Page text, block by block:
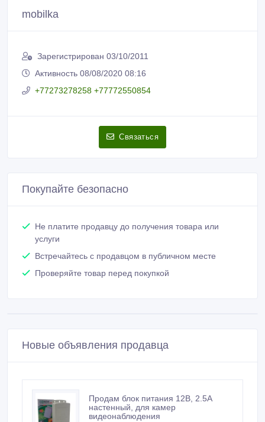
mobilka
Зарегистрирован 03/10/2011
Активность 08/08/2020 08:16
+77273278258 +77772550854
Связаться
Покупайте безопасно
Не платите продавцу до получения товара или
услуги
Встречайтесь с продавцом в публичном месте
Проверяйте товар перед покупкой
Новые объявления продавца
Продам блок питания 12В, 2.5А
настенный, для камер
видеонаблюдения